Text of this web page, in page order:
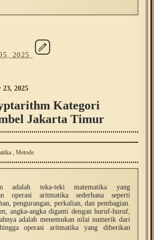
2025
2025
Kategori
Jakarta Timur
, Metode
adalah teka-teki matematika yang
operasi aritmatika sederhana seperti
pengurangan, perkalian, dan pembagian.
angka-angka diganti dengan huruf-huruf,
adalah menemukan nilai numerik dari
operasi aritmatika yang diberikan